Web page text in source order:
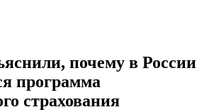
почему в России
программа
страхования